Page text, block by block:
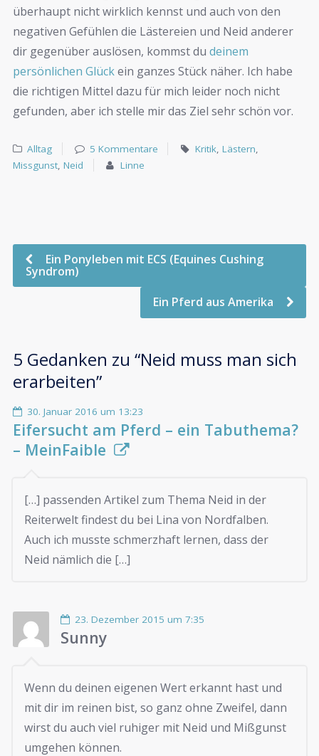
überhaupt nicht wirklich kennst und auch von den
negativen Gefühlen die Lästereien und Neid anderer
dir gegenüber auslösen, kommst du deinem
persönlichen Glückein ganzes Stück näher. Ich habe
die richtigen Mittel dazu für mich leider noch nicht
gefunden, aber ich stelle mir das Ziel sehr schön vor.
Alltag 5 Kommentare Kritik, Lästern,
Missgunst, Neid Linne
Ein Ponyleben mit ECS (Equines Cushing
Syndrom)
Ein Pferd aus Amerika
5 Gedanken zu “Neid muss man sich
erarbeiten”
30. Januar 2016 um 13:23
Eifersucht am Pferd – ein Tabuthema?
– MeinFaible
[…] passenden Artikel zum Thema Neid in der
Reiterwelt findest du bei Lina von Nordfalben.
Auch ich musste schmerzhaft lernen, dass der
Neid nämlich die […]
23. Dezember 2015 um 7:35
Sunny
Wenn du deinen eigenen Wert erkannt hast und
mit dir im reinen bist, so ganz ohne Zweifel, dann
wirst du auch viel ruhiger mit Neid und Mißgunst
umgehen können.